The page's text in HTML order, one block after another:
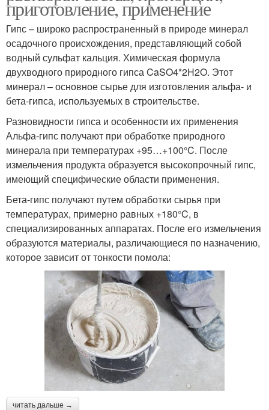
приготовление, применение
Гипс – широко распространенный в природе минерал
осадочного происхождения, представляющий собой
водный сульфат кальция. Химическая формула
двухводного природного гипса CaSO4*2H2O. Этот
минерал – основное сырье для изготовления альфа- и
бета-гипса, используемых в строительстве.
Разновидности гипса и особенности их применения
Альфа-гипс получают при обработке природного
минерала при температурах +95…+100°C. После
измельчения продукта образуется высокопрочный гипс,
имеющий специфические области применения.
Бета-гипс получают путем обработки сырья при
температурах, примерно равных +180°C, в
специализированных аппаратах. После его измельчения
образуются материалы, различающиеся по назначению,
которое зависит от тонкости помола:
читать дальше →